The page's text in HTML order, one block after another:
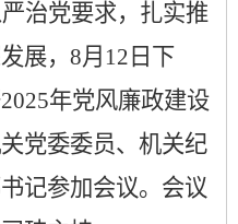
治党要求，扎实推
展， 8月 12 日下
2025年党风廉政建设
党委委员、机关纪
记参加会议。会议